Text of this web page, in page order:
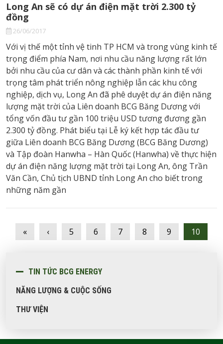
Long An sẽ có dự án điện mặt trời 2.300 tỷ
đồng
26/06/2017
Với vị thế một tỉnh vệ tinh TP HCM và trong vùng kinh tế
trọng điểm phía Nam, nơi nhu cầu năng lượng rất lớn
bởi nhu cầu của cư dân và các thành phần kinh tế với
trọng tâm phát triển nông nghiệp lẫn các khu công
nghiệp, dịch vụ, Long An đã phê duyệt dự án điện năng
lượng mặt trời của Liên doanh BCG Băng Dương với
tổng vốn đầu tư gần 100 triệu USD tương đương gần
2.300 tỷ đồng. Phát biểu tại Lễ ký kết hợp tác đầu tư
giữa Liên doanh BCG Băng Dương (BCG Băng Dương)
và Tập đoàn Hanwha – Hàn Quốc (Hanwha) về thực hiện
dự án điện năng lượng mặt trời tại Long An, ông Trần
Văn Cần, Chủ tịch UBND tỉnh Long An cho biết trong
những năm gần
« ‹ 5 6 7 8 9 10
TIN TỨC BCG ENERGY
NĂNG LƯỢNG & CUỘC SỐNG
THƯ VIỆN